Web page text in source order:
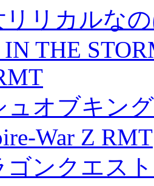
リリカルな
THE
ュオブキン
War Z RMT
ゴンクエス